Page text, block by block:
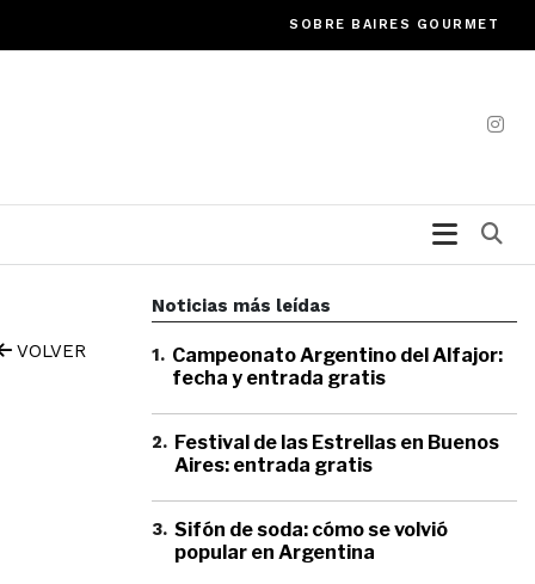
SOBRE BAIRES GOURMET
VOLVER
Noticias más leídas
1. Campeonato Argentino del Alfajor:
fecha y entrada gratis
2. Festival de las Estrellas en Buenos
Aires: entrada gratis
3. Sifón de soda: cómo se volvió
popular en Argentina